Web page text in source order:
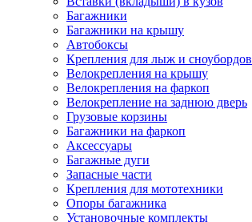
Багажники
Багажники на крышу
Автобоксы
Крепления для лыж и сноубордов
Велокрепления на крышу
Велокрепления на фаркоп
Велокрепление на заднюю дверь
Грузовые корзины
Багажники на фаркоп
Аксессуары
Багажные дуги
Запасные части
Крепления для мототехники
Опоры багажника
Установочные комплекты